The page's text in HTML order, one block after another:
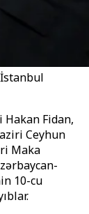
Fidan,
Ceyhun
Maka
10-cu